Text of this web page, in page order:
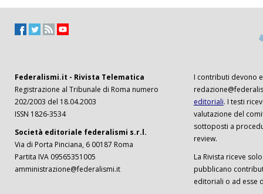
Federalismi.it - Rivista Telematica
Registrazione al Tribunale di Roma numero
202/2003 del 18.04.2003
ISSN 1826-3534
Società editoriale federalismi s.r.l.
Via di Porta Pinciana, 6 00187 Roma
Partita IVA 09565351005
amministrazione@federalismi.it
I contributi devono
editoriali. I testi
valutazione del
sottoposti a
review.
La Rivista riceve
pubblicano
editoriali o ad esse